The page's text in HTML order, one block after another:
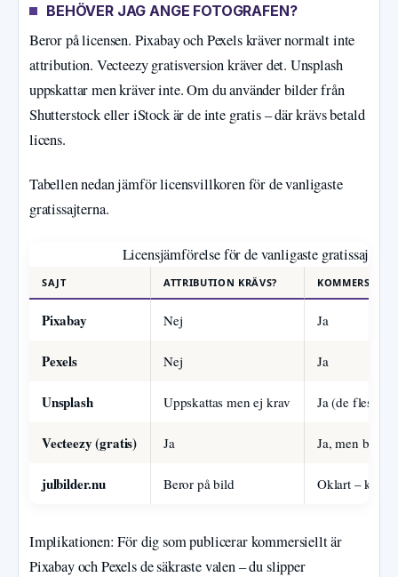
BEHÖVER JAG ANGE FOTOGRAFEN?
Beror på licensen. Pixabay och Pexels kräver normalt inte
attribution. Vecteezy gratisversion kräver det. Unsplash
uppskattar men kräver inte. Om du använder bilder från
Shutterstock eller iStock är de inte gratis – där krävs betald
licens.
Tabellen nedan jämför licensvillkoren för de vanligaste
gratissajterna.
Licensjämförelse för de vanligaste gratissajterna
SAJT ATTRIBUTION KRÄVS?
Pixabay Nej Ja
Pexels Nej Ja
Unsplash Uppskattas men ej krav Ja (de flesta)
Vecteezy (gratis) Ja Ja, men
julbilder.nu Beror på bild Oklart –
Implikationen: För dig som publicerar kommersiellt är
Pixabay och Pexels de säkraste valen – du slipper